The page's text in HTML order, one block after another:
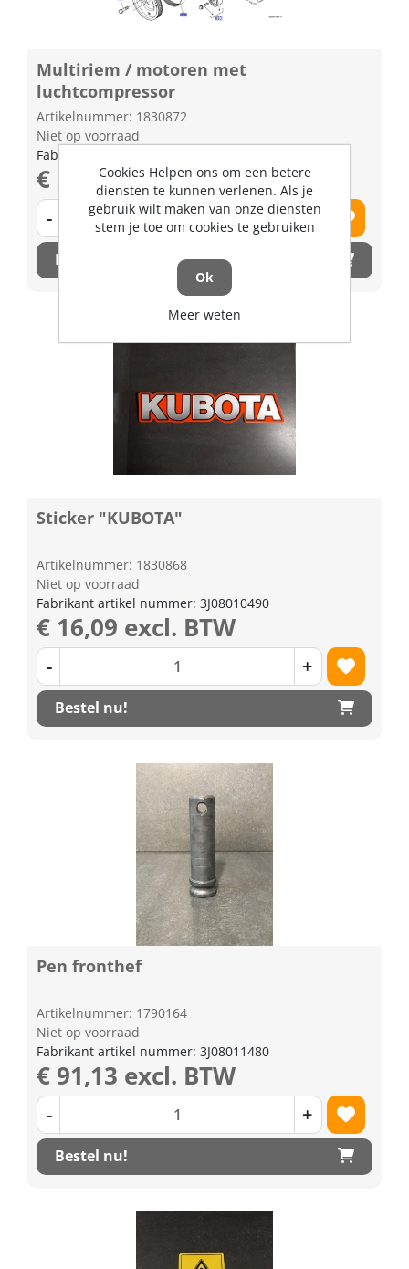
Multiriem / motoren met
luchtcompressor
Artikelnummer: 1830872
Niet op voorraad
Fabrikant artikel nummer: 3J08011110
€ 31,61 excl. BTW
- +
Bestel nu!
Sticker "KUBOTA"
Artikelnummer: 1830868
Niet op voorraad
Fabrikant artikel nummer: 3J08010490
€ 16,09 excl. BTW
- +
Bestel nu!
Pen fronthef
Artikelnummer: 1790164
Niet op voorraad
Fabrikant artikel nummer: 3J08011480
€ 91,13 excl. BTW
- +
Bestel nu!
Cookies Helpen ons om een betere
diensten te kunnen verlenen. Als je
gebruik wilt maken van onze diensten
stem je toe om cookies te gebruiken
Ok
Meer weten